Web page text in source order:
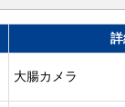
大腸カメラ